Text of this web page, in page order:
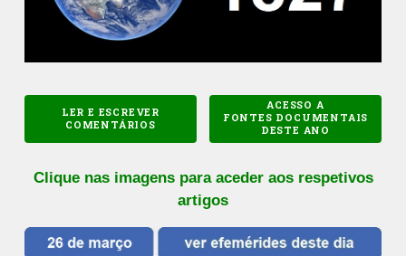
LER E ESCREVER
COMENTÁRIOS
ACESSO A
FONTES DOCUMENTAIS
DESTE ANO
Clique nas imagens para aceder aos respetivos
artigos